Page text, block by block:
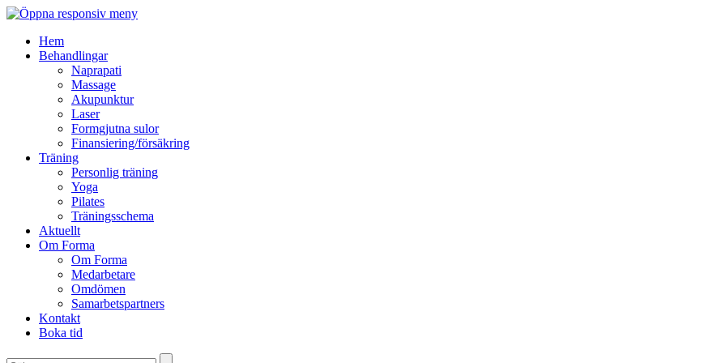
Hem
Behandlingar
Naprapati
Massage
Akupunktur
Laser
Formgjutna sulor
Finansiering/försäkring
Träning
Personlig träning
Yoga
Pilates
Träningsschema
Aktuellt
Om Forma
Om Forma
Medarbetare
Omdömen
Samarbetspartners
Kontakt
Boka tid